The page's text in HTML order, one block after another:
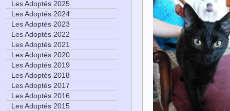
Les Adoptés 2025
Les Adoptés 2024
Les Adoptés 2023
Les Adoptés 2022
Les Adoptés 2021
Les Adoptés 2020
Les Adoptés 2019
Les Adoptés 2018
Les Adoptés 2017
Les Adoptés 2016
Les Adoptés 2015